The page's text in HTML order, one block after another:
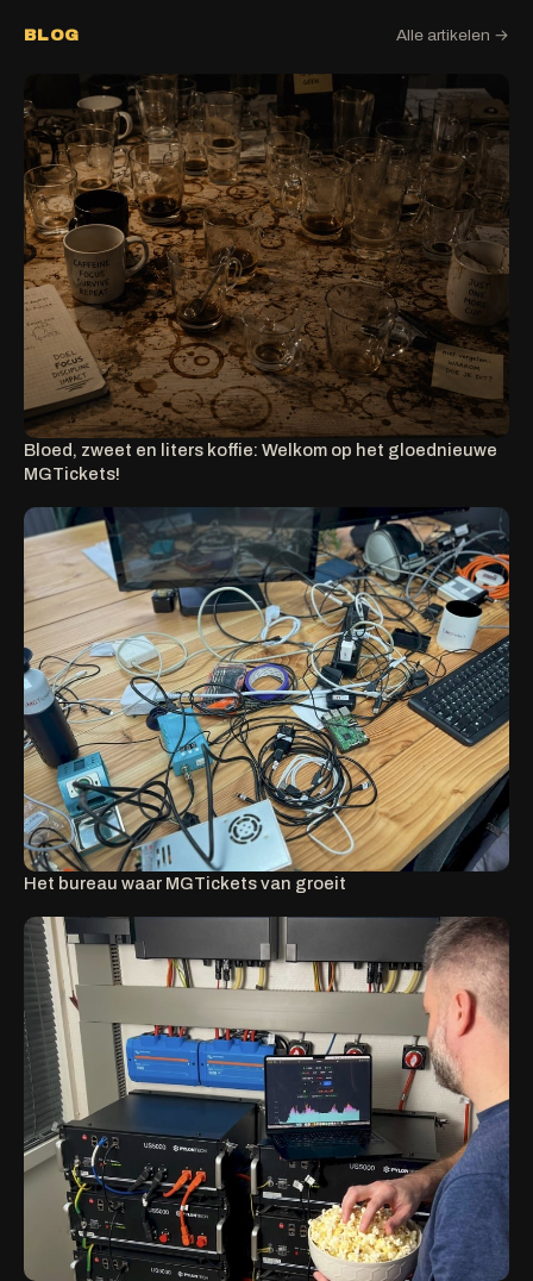
BLOG Alle artikelen →
Bloed, zweet en liters koffie: Welkom op het gloednieuwe
MGTickets!
Het bureau waar MGTickets van groeit